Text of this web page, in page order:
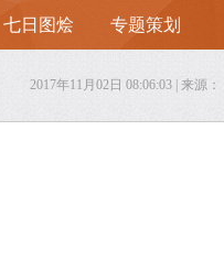
七日图烩 专题策划
2017年11月02日 08:06:03 | 来源：